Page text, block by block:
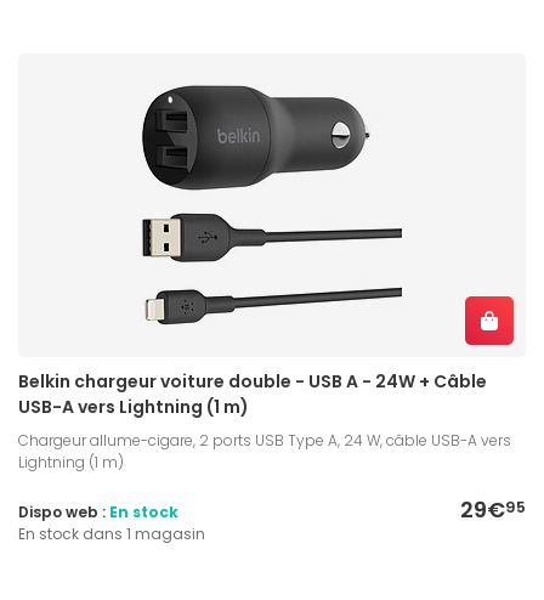
Belkin chargeur voiture double - USB A - 24W + Câble
USB-A vers Lightning (1 m)
Chargeur allume-cigare, 2 ports USB Type A, 24 W, câble USB-A vers
Lightning (1 m)
29€95
Dispo web : En stock
En stock dans 1 magasin